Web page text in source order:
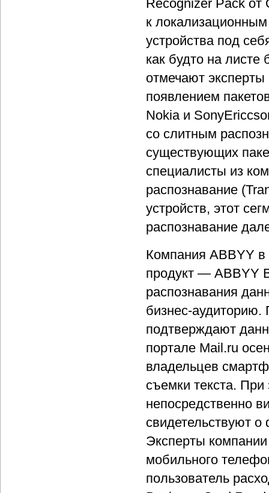
Recognizer Pack от
к
устройства под
как будто на листе
отмечают
появлением
Nokia и
со слитным
существующих
специалисты из
распознавание
устройств, этот
распознавание
Компания ABBYY
продукт — ABBYY
распознавания
бизнес-аудиторию.
подтверждают
портале Mail.ru
владельцев
съемки текста.
непосредственно
свидетельствуют
Эксперты
мобильного
пользователь